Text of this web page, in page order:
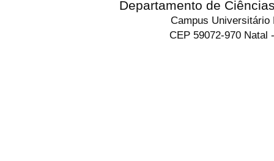
Departamento de
Campus Universitário
CEP 59072-970 Natal